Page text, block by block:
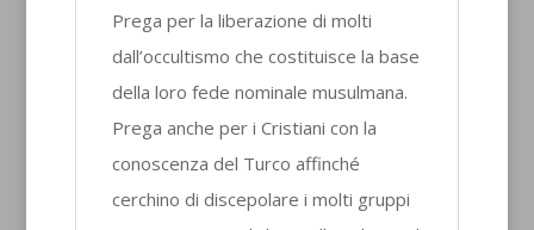
Prega per la liberazione di molti
dall’occultismo che costituisce la base
della loro fede nominale musulmana.
Prega anche per i Cristiani con la
conoscenza del Turco affinché
cerchino di discepolare i molti gruppi